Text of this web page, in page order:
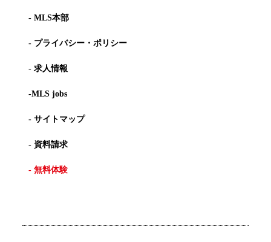
- MLS本部
- プライバシー・ポリシー
- 求人情報
-MLS jobs
- サイトマップ
- 資料請求
- 無料体験